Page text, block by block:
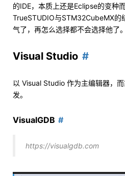
的IDE，本质上还是Eclipse的变种
TrueSTUDIO与STM32CubeMX的
气了，再怎么选择都不会选择他了。
Visual Studio
以 Visual Studio 作为主编辑器，
发。
VisualGDB
https://visualgdb.com